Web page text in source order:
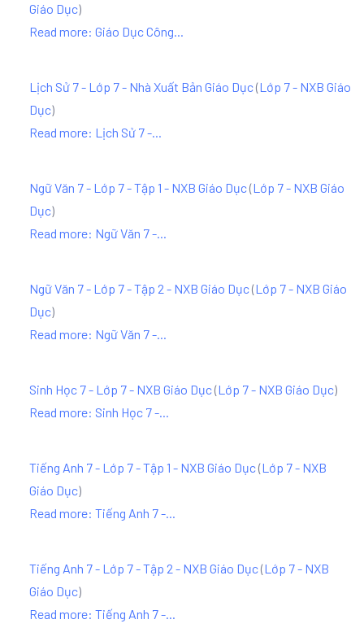
Giáo Dục)
Read more: Giáo Dục Công...
Lịch Sử 7 - Lớp 7 - Nhà Xuất Bản Giáo Dục(Lớp 7 - NXB Giáo
Dục)
Read more: Lịch Sử 7 -...
Ngữ Văn 7 - Lớp 7 - Tập 1 - NXB Giáo Dục(Lớp 7 - NXB Giáo
Dục)
Read more: Ngữ Văn 7 -...
Ngữ Văn 7 - Lớp 7 - Tập 2 - NXB Giáo Dục(Lớp 7 - NXB Giáo
Dục)
Read more: Ngữ Văn 7 -...
Sinh Học 7 - Lớp 7 - NXB Giáo Dục(Lớp 7 - NXB Giáo Dục)
Read more: Sinh Học 7 -...
Tiếng Anh 7 - Lớp 7 - Tập 1 - NXB Giáo Dục(Lớp 7 - NXB
Giáo Dục)
Read more: Tiếng Anh 7 -...
Tiếng Anh 7 - Lớp 7 - Tập 2 - NXB Giáo Dục(Lớp 7 - NXB
Giáo Dục)
Read more: Tiếng Anh 7 -...